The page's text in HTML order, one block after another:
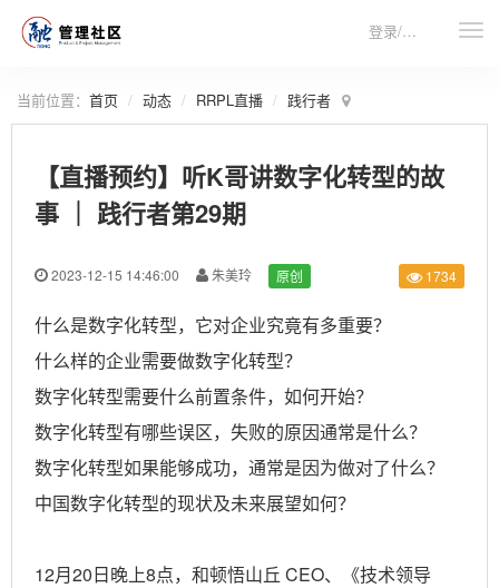
登录/注册
当前位置： 首页 动态 RRPL直播 践行者
【直播预约】听K哥讲数字化转型的故
事 ｜ 践行者第29期
2023-12-15 14:46:00 朱美玲 原创 1734
什么是数字化转型，它对企业究竟有多重要？
什么样的企业需要做数字化转型？
数字化转型需要什么前置条件，如何开始？
数字化转型有哪些误区，失败的原因通常是什么？
数字化转型如果能够成功，通常是因为做对了什么？
中国数字化转型的现状及未来展望如何？
12月20日晚上8点，和顿悟山丘 CEO、《技术领导